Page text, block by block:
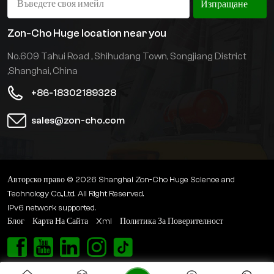
намали дългите пътеки на
рафтовете за материали и
съхранение.
намали дългите пътеки на
съхранение.
Изпращане
Zon-Cho Huge location near you
No.609 Tahui Road , Shihudang Town, Songjiang District
,Shanghai, China
+86-18302189328
sales@zon-cho.com
Авторско право © 2026 Shanghai Zon-Cho Huge Science and
Technology Co.,Ltd. All Right Reserved.
IPv6 network supported.
Блог
Карта На Сайта Xml Политика За Поверителност